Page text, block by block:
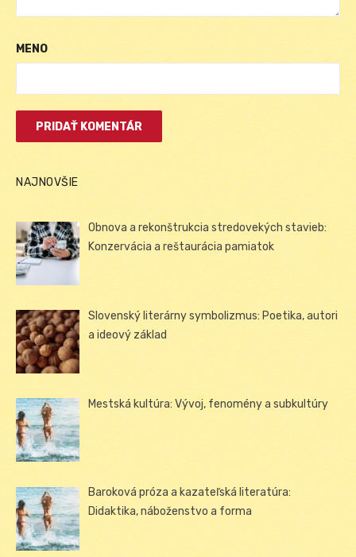
MENO
NAJNOVŠIE
Obnova a rekonštrukcia stredovekých stavieb:
Konzervácia a reštaurácia pamiatok
Slovenský literárny symbolizmus: Poetika, autori
a ideový základ
Mestská kultúra: Vývoj, fenomény a subkultúry
Baroková próza a kazateľská literatúra:
Didaktika, náboženstvo a forma